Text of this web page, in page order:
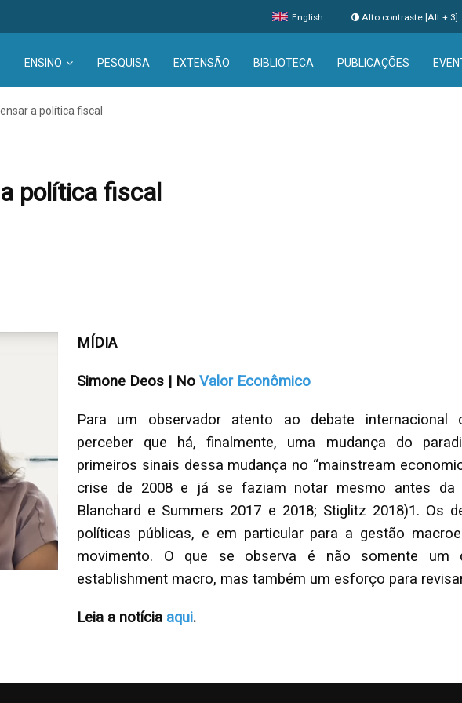
English Alto contraste [Alt + 3]
ENSINO PESQUISA EXTENSÃO BIBLIOTECA PUBLICAÇÕES
a política fiscal
política fiscal
MÍDIA
Simone Deos | No Valor Econômico
Para um observador atento ao debate internacional
perceber que há, finalmente, uma mudança do
primeiros sinais dessa mudança no “mainstream
crise de 2008 e já se faziam notar mesmo antes da
Blanchard e Summers 2017 e 2018; Stiglitz 2018)1. Os
políticas públicas, e em particular para a gestão
movimento. O que se observa é não somente um
establishment macro, mas também um esforço para
Leia a notícia aqui.